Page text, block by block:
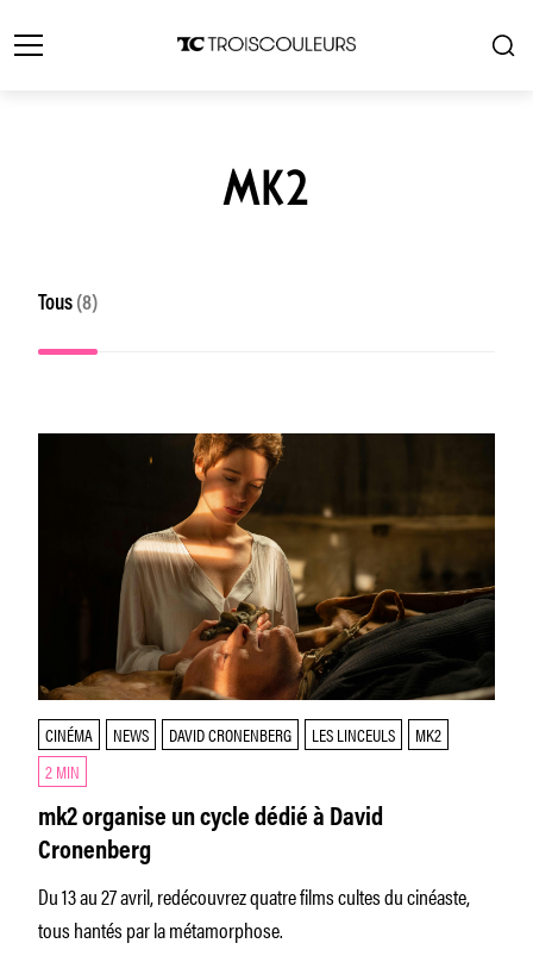
MK2
Tous (8)
CINÉMA NEWS DAVID CRONENBERG LES LINCEULS
MK2
2 MIN
mk2 organise un cycle dédié à David
Cronenberg
Du 13 au 27 avril, redécouvrez quatre films cultes du cinéaste,
tous hantés par la métamorphose.